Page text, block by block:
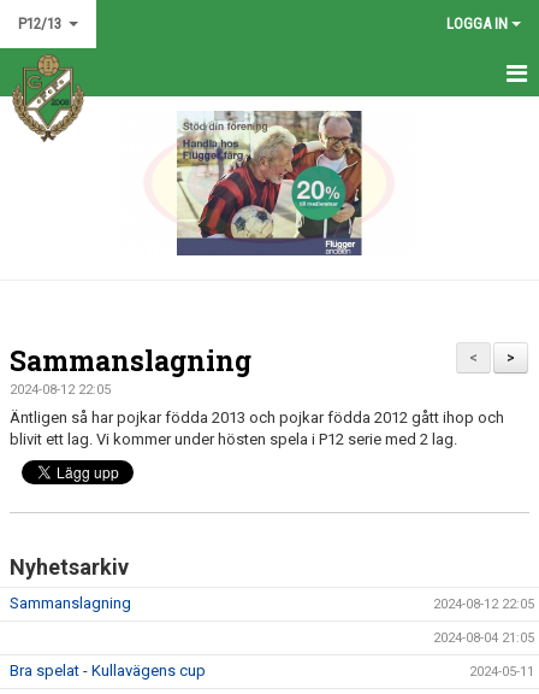
P12/13 LOGGA IN
HEM
BILDGALLERI
DOKUMENT
KONTAKT
>
<
Sammanslagning
2024-08-12 22:05
Äntligen så har pojkar födda 2013 och pojkar födda 2012 gått ihop och
blivit ett lag. Vi kommer under hösten spela i P12 serie med 2 lag.
Nyhetsarkiv
Sammanslagning 2024-08-12 22:05
2024-08-04 21:05
Bra spelat - Kullavägens cup 2024-05-11